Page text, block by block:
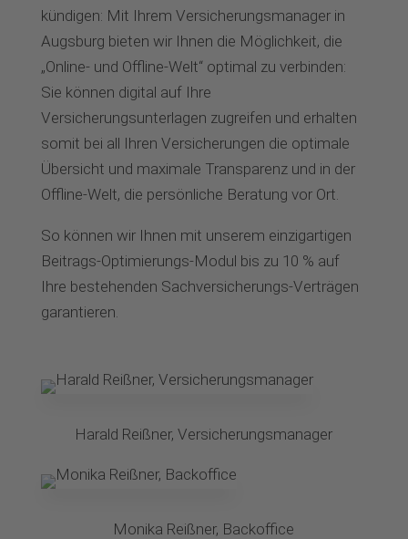
kündigen: Mit Ihrem Versicherungsmanager in
Augsburg bieten wir Ihnen die Möglichkeit, die
„Online- und Offline-Welt“ optimal zu verbinden:
Sie können digital auf Ihre
Versicherungsunterlagen zugreifen und erhalten
somit bei all Ihren Versicherungen die optimale
Übersicht und maximale Transparenz und in der
Offline-Welt, die persönliche Beratung vor Ort.
So können wir Ihnen mit unserem einzigartigen
Beitrags-Optimierungs-Modul bis zu 10 % auf
Ihre bestehenden Sachversicherungs-Verträgen
garantieren.
Harald Reißner, Versicherungsmanager
Monika Reißner, Backoffice